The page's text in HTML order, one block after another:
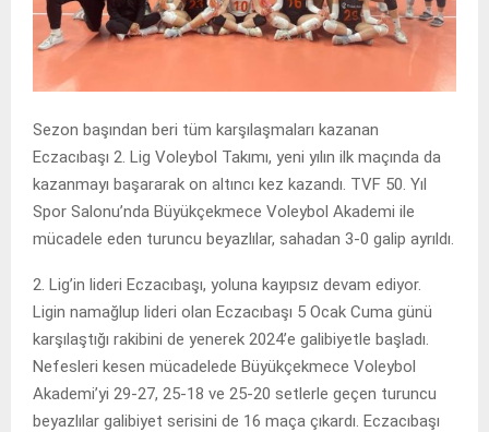
Sezon başından beri tüm karşılaşmaları kazanan
Eczacıbaşı 2. Lig Voleybol Takımı, yeni yılın ilk maçında da
kazanmayı başararak on altıncı kez kazandı. TVF 50. Yıl
Spor Salonu’nda Büyükçekmece Voleybol Akademi ile
mücadele eden turuncu beyazlılar, sahadan 3-0 galip ayrıldı.
2. Lig’in lideri Eczacıbaşı, yoluna kayıpsız devam ediyor.
Ligin namağlup lideri olan Eczacıbaşı 5 Ocak Cuma günü
karşılaştığı rakibini de yenerek 2024’e galibiyetle başladı.
Nefesleri kesen mücadelede Büyükçekmece Voleybol
Akademi’yi 29-27, 25-18 ve 25-20 setlerle geçen turuncu
beyazlılar galibiyet serisini de 16 maça çıkardı. Eczacıbaşı